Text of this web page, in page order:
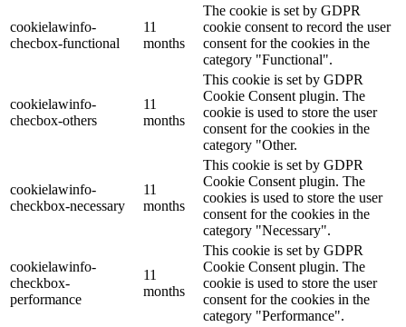
cookielawinfo-
checbox-functional
11
months
The cookie is set by GDPR
cookie consent to record the user
consent for the cookies in the
category "Functional".
cookielawinfo-
checbox-others
11
months
This cookie is set by GDPR
Cookie Consent plugin. The
cookie is used to store the user
consent for the cookies in the
category "Other.
cookielawinfo-
checkbox-necessary
11
months
This cookie is set by GDPR
Cookie Consent plugin. The
cookies is used to store the user
consent for the cookies in the
category "Necessary".
cookielawinfo-
checkbox-
performance
11
months
This cookie is set by GDPR
Cookie Consent plugin. The
cookie is used to store the user
consent for the cookies in the
category "Performance".